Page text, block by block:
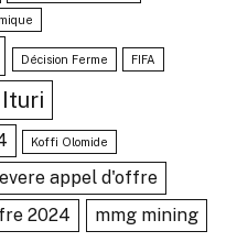
Décision Ferme FIFA
Ituri
Koffi Olomide
appel d'offre
2024
mmg mining